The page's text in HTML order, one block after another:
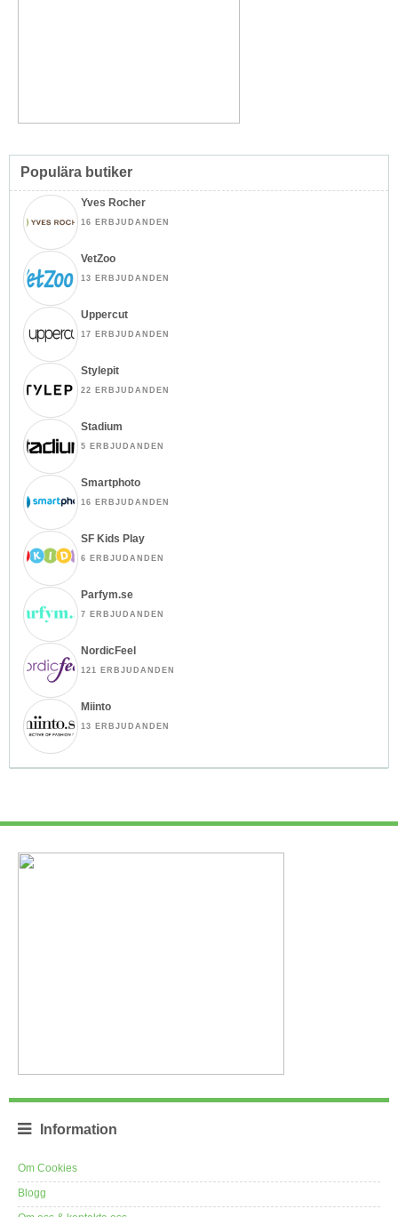
Populära butiker
Yves Rocher
16 ERBJUDANDEN
VetZoo
13 ERBJUDANDEN
Uppercut
17 ERBJUDANDEN
Stylepit
22 ERBJUDANDEN
Stadium
5 ERBJUDANDEN
Smartphoto
16 ERBJUDANDEN
SF Kids Play
6 ERBJUDANDEN
Parfym.se
7 ERBJUDANDEN
NordicFeel
121 ERBJUDANDEN
Miinto
13 ERBJUDANDEN
Information
Om Cookies
Blogg